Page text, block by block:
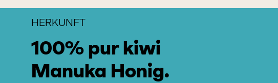
HERKUNFT
100% pur kiwi
Manuka Honig.